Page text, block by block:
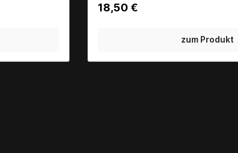
2,99 € 6,50 €
zum Produkt